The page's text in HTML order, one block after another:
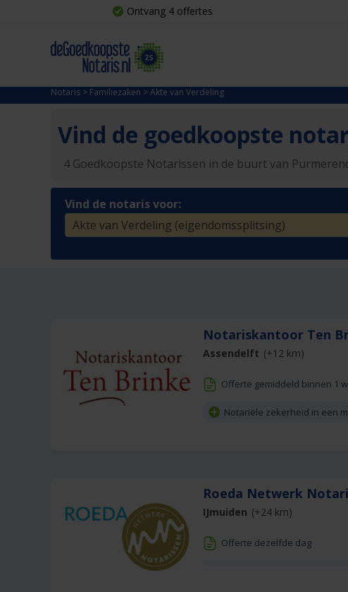
Ontvang 4 offertes
Notaris > Familiezaken >Akte van Verdeling
Vind de goedkoopste
4 Goedkoopste Notarissen in de buurt van
Vind de notaris voor:
Notariskantoor Ten
Assendelft (+12 km)
Offerte gemiddeld binnen 1
Notariële zekerheid in een
Roeda Netwerk
IJmuiden (+24 km)
Offerte dezelfde dag